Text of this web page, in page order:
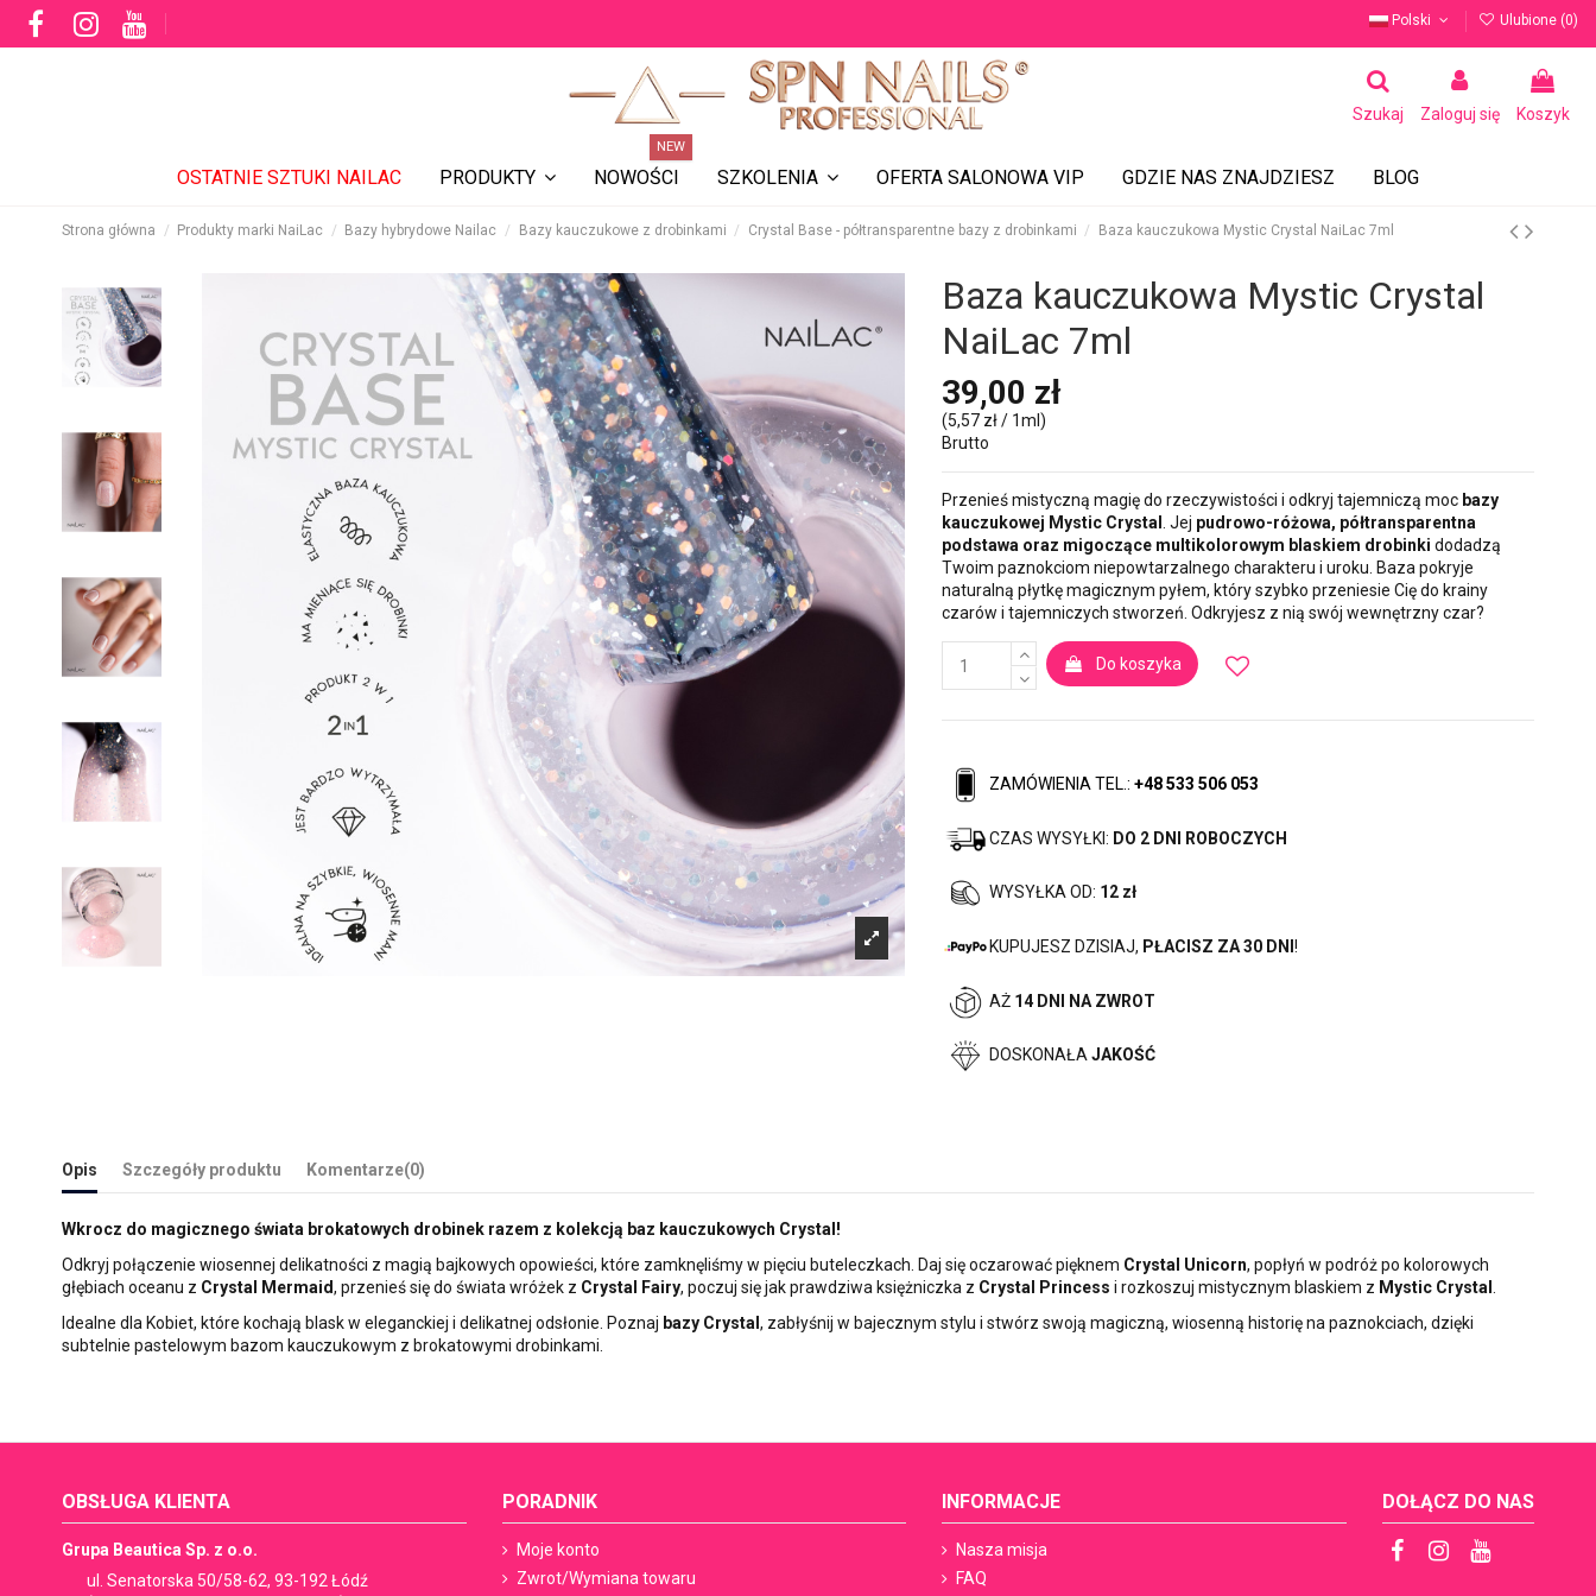
Polski Ulubione (0)
Szukaj Zaloguj się Koszyk
OSTATNIE SZTUKI NAILAC PRODUKTY NOWOŚCI
NEW
SZKOLENIA OFERTA SALONOWA VIP GDZIE NAS ZNAJDZIESZ BLOG
Strona główna Produkty marki NaiLac Bazy hybrydowe Nailac Bazy kauczukowe z drobinkami Crystal Base - półtransparentne bazy z drobinkami Baza kauczukowa Mystic Crystal NaiLac 7ml
Baza kauczukowa Mystic Crystal
NaiLac 7ml
39,00 zł
(5,57 zł / 1ml)
Brutto
Przenieś mistyczną magię do rzeczywistości i odkryj tajemniczą moc bazy
kauczukowej Mystic Crystal
. Jej pudrowo-różowa, półtransparentna
podstawa oraz migoczące multikolorowym blaskiem drobinki dodadzą
Twoim paznokciom niepowtarzalnego charakteru i uroku. Baza pokryje
naturalną płytkę magicznym pyłem, który szybko przeniesie Cię do krainy
czarów i tajemniczych stworzeń. Odkryjesz z nią swój wewnętrzny czar?
Do koszyka
ZAMÓWIENIA TEL.: +48 533 506 053
CZAS WYSYŁKI: DO 2 DNI ROBOCZYCH
WYSYŁKA OD: 12 zł
KUPUJESZ DZISIAJ, PŁACISZ ZA 30 DNI !
AŻ 14 DNI NA ZWROT
DOSKONAŁA JAKOŚĆ
Opis Szczegóły produktu Komentarze(0)
Wkrocz do magicznego świata brokatowych drobinek razem z kolekcją baz kauczukowych Crystal!
Odkryj połączenie wiosennej delikatności z magią bajkowych opowieści, które zamknęliśmy w pięciu buteleczkach. Daj się oczarować pięknem Crystal Unicorn, popłyń w podróż po kolorowych
głębiach oceanu z Crystal Mermaid, przenieś się do świata wróżek z Crystal Fairy, poczuj się jak prawdziwa księżniczka z Crystal Princess i rozkoszuj mistycznym blaskiem z Mystic Crystal
Idealne dla Kobiet, które kochają blask w eleganckiej i delikatnej odsłonie. Poznaj bazy Crystal , zabłyśnij w bajecznym stylu i stwórz swoją magiczną, wiosenną historię na paznokciach, dzięki
subtelnie pastelowym bazom kauczukowym z brokatowymi drobinkami.
OBSŁUGA KLIENTA
Grupa Beautica Sp. z o.o.
ul. Senatorska 50/58-62, 93-192 Łódź
PORADNIK
Moje konto
Zwrot/Wymiana towaru
INFORMACJE
Nasza misja
FAQ
DOŁĄCZ DO NAS